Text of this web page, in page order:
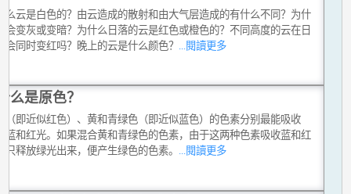
么云是白色的？由云造成的散射和由大气层造成的有什么不同？为什
会变灰或变暗？为什么日落的云是红色或橙色的？不同高度的云在日
会同时变红吗？晚上的云是什么颜色？ ...閱讀更多
么是原色？
（即近似红色）、黄和青绿色（即近似蓝色）的色素分别最能吸收
蓝和红光。如果混合黄和青绿色的色素，由于这两种色素吸收蓝和红
只释放绿光出来，便产生绿色的色素。 ...閱讀更多